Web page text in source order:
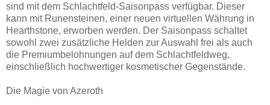
sind mit dem Schlachtfeld-Saisonpass verfügbar. Dieser
kann mit Runensteinen, einer neuen virtuellen Währung in
Hearthstone, erworben werden. Der Saisonpass schaltet
sowohl zwei zusätzliche Helden zur Auswahl frei als auch
die Premiumbelohnungen auf dem Schlachtfeldweg,
einschließlich hochwertiger kosmetischer Gegenstände.
Die Magie von Azeroth